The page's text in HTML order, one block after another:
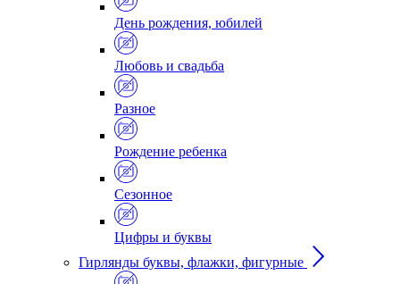
День рождения, юбилей
Любовь и свадьба
Разное
Рождение ребенка
Сезонное
Цифры и буквы
Гирлянды буквы, флажки, фигурные